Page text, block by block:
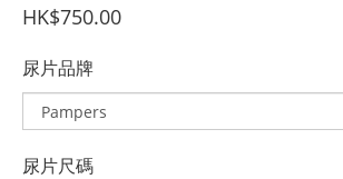
HK$750.00
尿片品牌
尿片尺碼